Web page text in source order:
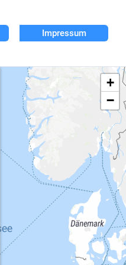
Impressum
+
−